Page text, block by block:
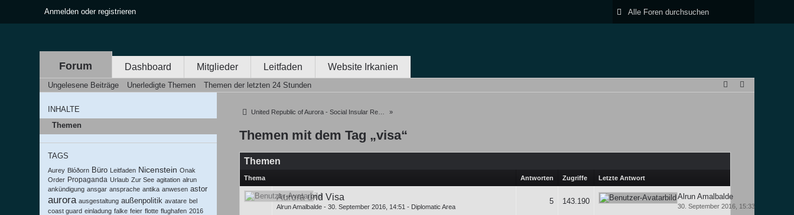
Anmelden oder registrieren
Forum Dashboard Mitglieder Leitfaden Website Irkanien
Ungelesene Beiträge Unerledigte Themen Themen der letzten 24 Stunden
INHALTE
Themen
TAGS
Aurey Blóðorn Büro Leitfaden Nicenstein Onak
Order Propaganda Urlaub Zur See agitation alrun
ankündigung ansgar ansprache antika anwesen astor
aurora ausgestaltung außenpolitik avatare bel
coast guard einladung falke feier flotte flughafen 2016
United Republic of Aurora - Social Insular Republic of Oceania »
Themen mit dem Tag „visa“
Themen
Thema Antworten Zugriffe Letzte Antwort
Aurora und Visa
Alrun Amalbalde -30. September 2016, 14:51 - Diplomatic Area
5 143.190
Alrun Amalbalde
30. September 2016, 15:33